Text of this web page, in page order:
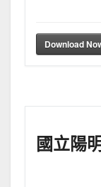
Download
國立陽